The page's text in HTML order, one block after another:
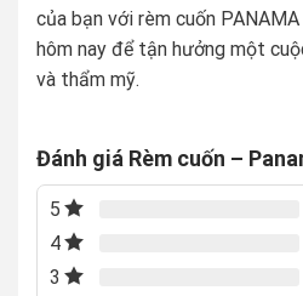
của bạn với rèm cuốn
hôm nay để tận hưởng một
và thẩm mỹ.
Đánh giá Rèm cuốn –
5
4
3